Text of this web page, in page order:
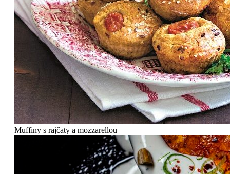
Muffiny s rajčaty a mozzarellou